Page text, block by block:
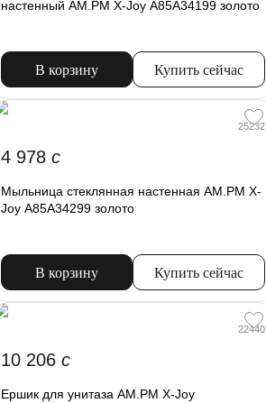
настенный AM.PM X-Joy A85A34199 золото
В корзину Купить сейчас
25232
4 978 c
Мыльница стеклянная настенная AM.PM X-
Joy A85A34299 золото
В корзину Купить сейчас
22440
10 206 c
Ершик для унитаза AM.PM X-Joy